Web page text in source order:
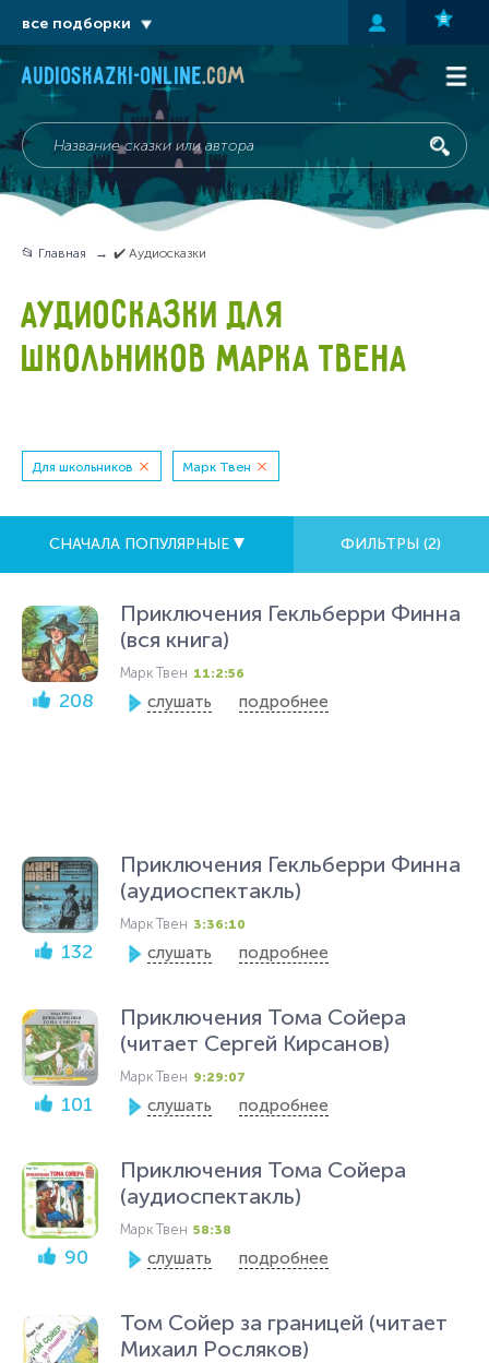
audioskazki-online.com
📂 Главная ✔️ Аудиосказки
АУДИОСКАЗКИ ДЛЯ
ШКОЛЬНИКОВ МАРКА ТВЕНА
Для школьников Марк Твен
СНАЧАЛА ПОПУЛЯРНЫЕ ФИЛЬТРЫ (2)
208
Приключения Гекльберри Финна
(вся книга)
Марк Твен 11:2:56
слушать подробнее
132
Приключения Гекльберри Финна
(аудиоспектакль)
Марк Твен 3:36:10
слушать подробнее
101
Приключения Тома Сойера
(читает Сергей Кирсанов)
Марк Твен 9:29:07
слушать подробнее
90
Приключения Тома Сойера
(аудиоспектакль)
Марк Твен 58:38
слушать подробнее
Том Сойер за границей (читает
Михаил Росляков)
все подборки